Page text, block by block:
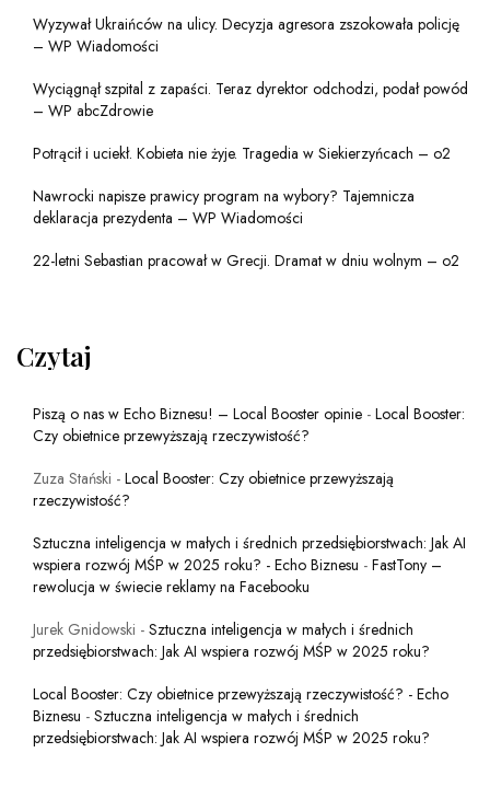
Wyzywał Ukraińców na ulicy. Decyzja agresora zszokowała policję
– WP Wiadomości
Wyciągnął szpital z zapaści. Teraz dyrektor odchodzi, podał powód
– WP abcZdrowie
Potrącił i uciekł. Kobieta nie żyje. Tragedia w Siekierzyńcach – o2
Nawrocki napisze prawicy program na wybory? Tajemnicza
deklaracja prezydenta – WP Wiadomości
22-letni Sebastian pracował w Grecji. Dramat w dniu wolnym – o2
Czytaj
Piszą o nas w Echo Biznesu! – Local Booster opinie - Local Booster:
Czy obietnice przewyższają rzeczywistość?
Zuza Stański - Local Booster: Czy obietnice przewyższają
rzeczywistość?
Sztuczna inteligencja w małych i średnich przedsiębiorstwach: Jak AI
wspiera rozwój MŚP w 2025 roku? - Echo Biznesu - FastTony –
rewolucja w świecie reklamy na Facebooku
Jurek Gnidowski - Sztuczna inteligencja w małych i średnich
przedsiębiorstwach: Jak AI wspiera rozwój MŚP w 2025 roku?
Local Booster: Czy obietnice przewyższają rzeczywistość? - Echo
Biznesu - Sztuczna inteligencja w małych i średnich
przedsiębiorstwach: Jak AI wspiera rozwój MŚP w 2025 roku?